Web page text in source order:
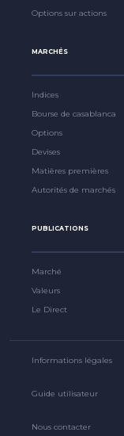
Options sur actions
MARCHÉS
Indices
Bourse de casablanca
Options
Devises
Matières premières
Autorités de marchés
PUBLICATIONS
Marché
Valeurs
Le Direct
Informations légales
Guide utilisateur
Nous contacter